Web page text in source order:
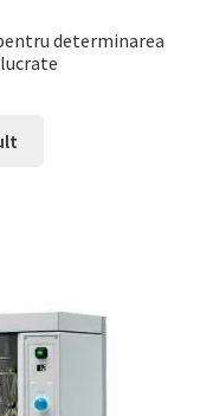
determinarea